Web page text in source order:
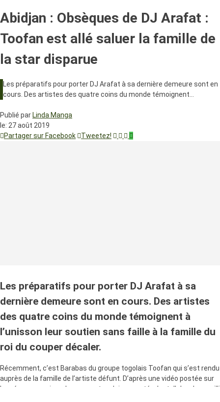
Abidjan : Obsèques de DJ Arafat :
Toofan est allé saluer la famille de
la star disparue
Les préparatifs pour porter DJ Arafat à sa dernière demeure sont en
cours. Des artistes des quatre coins du monde témoignent…
Publié par Linda Manga
le: 27 août 2019
Partager sur Facebook
Tweetez!
Les préparatifs pour porter DJ Arafat à sa
dernière demeure sont en cours. Des artistes
des quatre coins du monde témoignent à
l’unisson leur soutien sans faille à la famille du
roi du couper décaler.
Récemment, c’est Barabas du groupe togolais Toofan qui s’est rendu
auprès de la famille de l’artiste défunt. D’après une vidéo postée sur
les réseaux sociaux, le rappeur togolais escorté, s’est d’abord recueilli